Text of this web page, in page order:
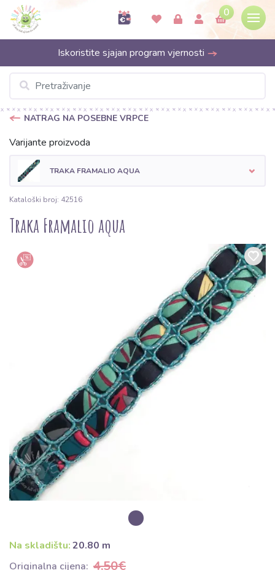
0
Iskoristite sjajan program vjernosti
NATRAG NA POSEBNE VRPCE
Varijante proizvoda
TRAKA FRAMALIO AQUA
Kataloški broj: 42516
Traka Framalio aqua
Na skladištu:20.80 m
Originalna cijena: 4,50€